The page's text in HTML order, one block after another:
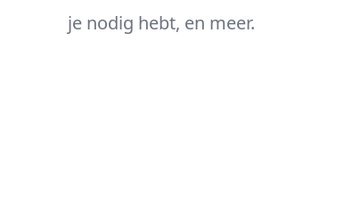
je nodig hebt, en meer.